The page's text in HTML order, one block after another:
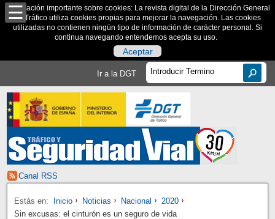
Información importante sobre cookies: La revista digital de la Dirección General
de Tráfico utiliza cookies propias para mejorar la navegación. Las cookies
utilizadas no contienen ningún tipo de información de carácter personal. Si
continua navegando entendemos acepta su uso.
Aceptar
Ir a la DGT
Canal RSS
Estás en: Inicio Noticias Nacional
2020
Sin excusas: el cinturón es un seguro de vida